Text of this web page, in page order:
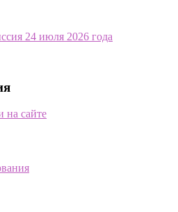
24 июля 2026 года
на сайте